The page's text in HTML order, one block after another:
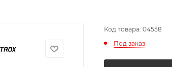
Код товара: 04558
Под заказ